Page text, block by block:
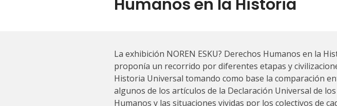
La exhibición NOREN ESKU? Derechos Humanos en la
proponía un recorrido por diferentes etapas y
Historia Universal tomando como base la comparación
algunos de los artículos de la Declaración Universal de
Humanos y las situaciones vividas por los colectivos de